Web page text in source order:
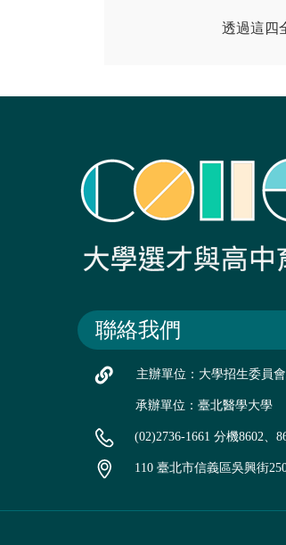
透過這四
聯絡我們
主辦單位：大學招生委員
承辦單位：臺北醫學大學
(02)2736-1661 分機8602、
110 臺北市信義區吳興街